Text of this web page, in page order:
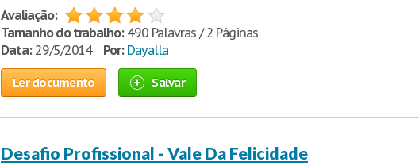
Avaliação:
Tamanho do trabalho:490 Palavras / 2 Páginas
Data:29/5/2014 Por: Dayalla
Ler documento Salvar
Desafio Profissional - Vale Da Felicidade